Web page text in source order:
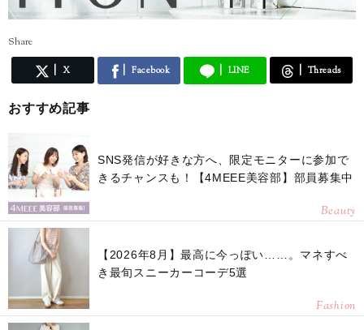
Share
X Facebook LINE Threads
おすすめ記事
SNS発信が好きな方へ、限定モニターに参加で
きるチャンスも！【4MEEE美容部】部員募集中
Beauty
【2026年8月】最高に今っぽい……。マネすべ
き最旬スニーカーコーデ5選
Fashion